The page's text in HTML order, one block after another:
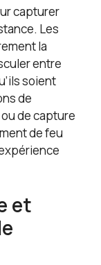
capturer
Les
la
entre
soient
de
de capture
de feu
et